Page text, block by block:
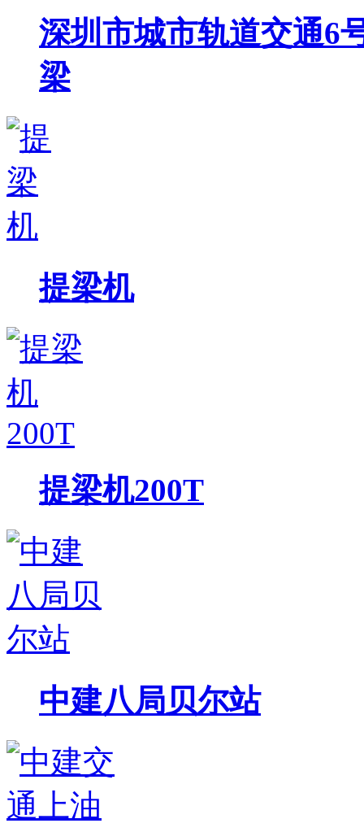
深圳市城市轨道交通6
梁
提梁机
提梁机200T
中建八局贝尔站